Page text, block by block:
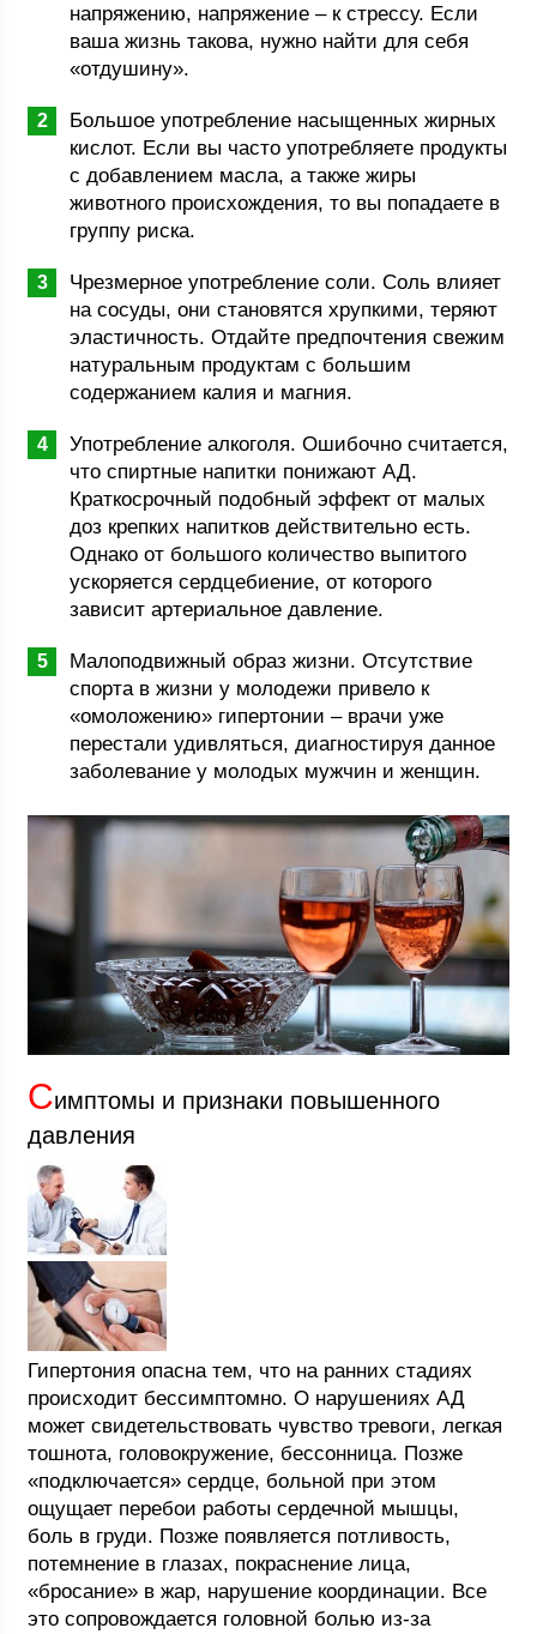
напряжению, напряжение – к стрессу. Если
ваша жизнь такова, нужно найти для себя
«отдушину».
Большое употребление насыщенных жирных
кислот. Если вы часто употребляете продукты
с добавлением масла, а также жиры
животного происхождения, то вы попадаете в
группу риска.
Чрезмерное употребление соли. Соль влияет
на сосуды, они становятся хрупкими, теряют
эластичность. Отдайте предпочтения свежим
натуральным продуктам с большим
содержанием калия и магния.
Употребление алкоголя. Ошибочно считается,
что спиртные напитки понижают АД.
Краткосрочный подобный эффект от малых
доз крепких напитков действительно есть.
Однако от большого количество выпитого
ускоряется сердцебиение, от которого
зависит артериальное давление.
Малоподвижный образ жизни. Отсутствие
спорта в жизни у молодежи привело к
«омоложению» гипертонии – врачи уже
перестали удивляться, диагностируя данное
заболевание у молодых мужчин и женщин.
Симптомы и признаки повышенного
давления
Гипертония опасна тем, что на ранних стадиях
происходит бессимптомно. О нарушениях АД
может свидетельствовать чувство тревоги, легкая
тошнота, головокружение, бессонница. Позже
«подключается» сердце, больной при этом
ощущает перебои работы сердечной мышцы,
боль в груди. Позже появляется потливость,
потемнение в глазах, покраснение лица,
«бросание» в жар, нарушение координации. Все
это сопровождается головной болью из-за